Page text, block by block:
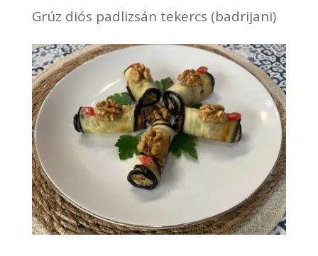
Grúz diós padlizsán tekercs (badrijani)